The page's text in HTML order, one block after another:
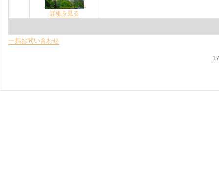
詳細を見る
一括お問い合わせ